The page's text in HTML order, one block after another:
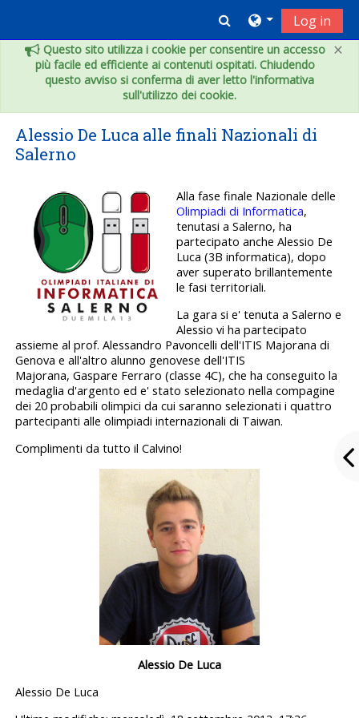
×
Questo sito utilizza i cookie per consentire un accesso
più facile ed efficiente ai contenuti ospitati. Chiudendo
questo avviso si conferma di aver letto l'informativa
sull'utilizzo dei cookie.
Toggle search
Log in
Alessio De Luca alle finali Nazionali di
Salerno
Alla fase finale Nazionale delle
Olimpiadi di Informatica,
tenutasi a Salerno, ha
partecipato anche Alessio De
Luca (3B informatica), dopo
aver superato brillantemente
le fasi territoriali.
La gara si e' tenuta a Salerno e
Alessio vi ha partecipato
assieme al prof. Alessandro Pavoncelli dell'ITIS Majorana di
Genova e all'altro alunno genovese dell'ITIS
Majorana,Gaspare Ferraro (classe 4C), che ha conseguito la
medaglia d'argento ed e' stato selezionato nella compagine
dei 20 probabili olimpici da cui saranno selezionati i quattro
partecipanti alle olimpiadi internazionali di Taiwan.
Complimenti da tutto il Calvino!
Alessio De Luca
Alessio De Luca